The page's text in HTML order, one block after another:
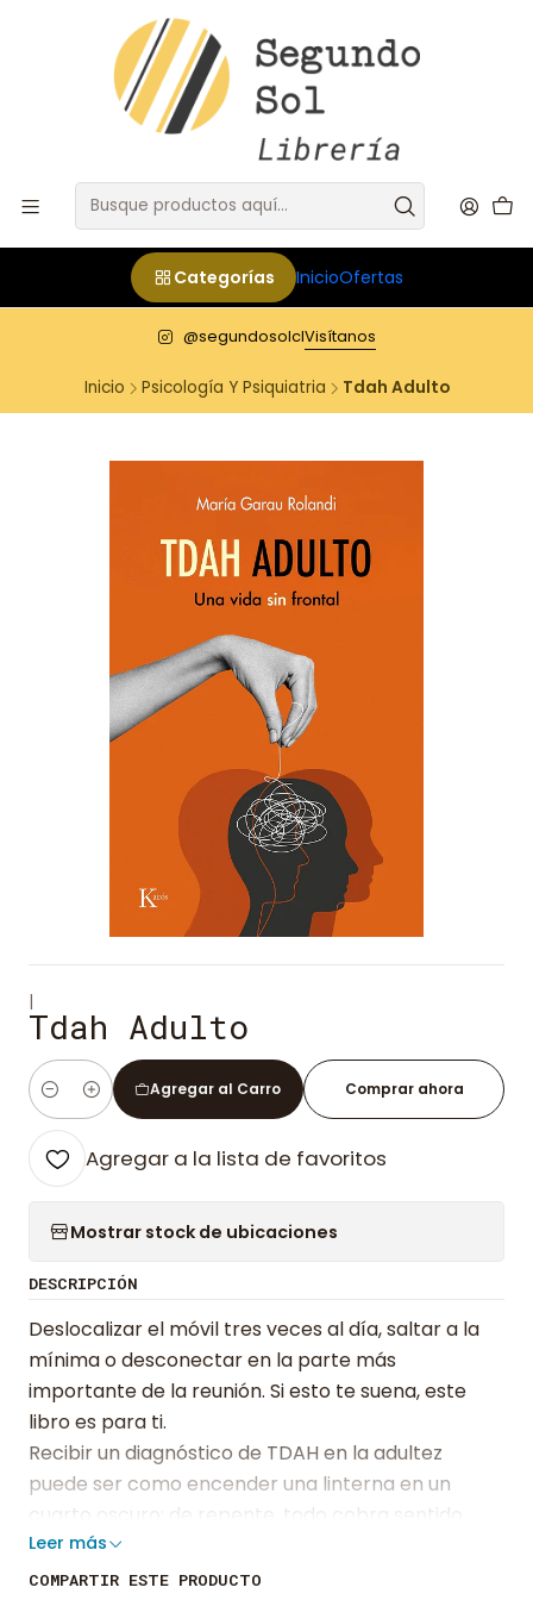
Categorías InicioOfertas
@segundosolclVisítanos
Inicio Psicología Y Psiquiatria Tdah Adulto
|
Tdah Adulto
Cantidad
Agregar al Carro Comprar ahora
Agregar a la lista de favoritos
Mostrar stock de ubicaciones
DESCRIPCIÓN
Deslocalizar el móvil tres veces al día, saltar a la
mínima o desconectar en la parte más
importante de la reunión. Si esto te suena, este
libro es para ti.
Recibir un diagnóstico de TDAH en la adultez
puede ser como encender una linterna en un
cuarto oscuro: de repente, todo cobra sentido,
pero también aparecen nuevas preguntas. Este
libro nace de esa experiencia. Desde mi propia
Leer más
COMPARTIR ESTE PRODUCTO